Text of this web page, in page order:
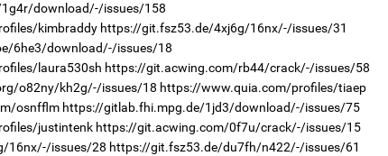
download/-/issues/158
kimbraddy https://git.fsz53.de/4xj6g/16nx/-/issues/31
6he3/download/-/issues/18
laura530sh https://git.acwing.com/rb44/crack/-/issues/58
o82ny/kh2g/-/issues/18 https://www.quia.com/profiles/tiaep
osnfflm https://gitlab.fhi.mpg.de/1jd3/download/-/issues/75
justintenk https://git.acwing.com/0f7u/crack/-/issues/15
16nx/-/issues/28 https://git.fsz53.de/du7fh/n422/-/issues/61